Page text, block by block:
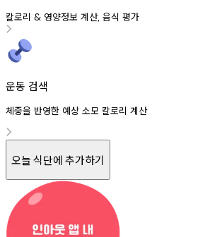
칼로리 & 영양정보 계산, 음식 평가
운동 검색
체중을 반영한 예상 소모 칼로리 계산
오늘 식단에 추가하기